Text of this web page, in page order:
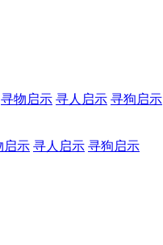
寻物启示 寻人启示 寻狗启示
启示 寻人启示 寻狗启示